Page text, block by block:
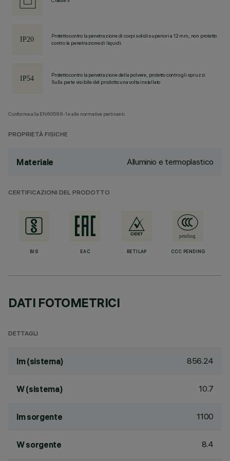
Protetto contro la penetrazione di corpi solidi superiori a 12 mm, non protetto
contro la penetrazione di liquidi.
Protetto contro la penetrazione della polvere, protetto contro gli spruzzi.
Sulla parte visibile del prodotto una volta installato
Conforme alla EN60598-1 e alle normative pertinenti.
PROPRIETÀ FISICHE
Materiale Alluminio e termoplastico
CERTIFICAZIONI DEL PRODOTTO
BIS EAC RETILAP CCC PENDING
DATI FOTOMETRICI
DETTAGLI
lm (sistema) 856.24
W (sistema) 10.7
lm sorgente 1100
W sorgente 8.4